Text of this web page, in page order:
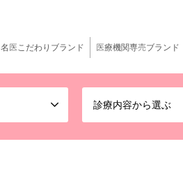
診療内容から選ぶ
名医こだわりブランド 医療機関専売ブランド